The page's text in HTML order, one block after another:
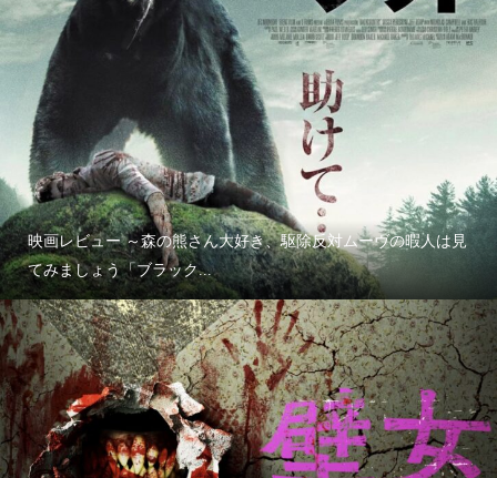
映画レビュー ～森の熊さん大好き、駆除反対ムーヴの暇人は見
てみましょう「ブラック...